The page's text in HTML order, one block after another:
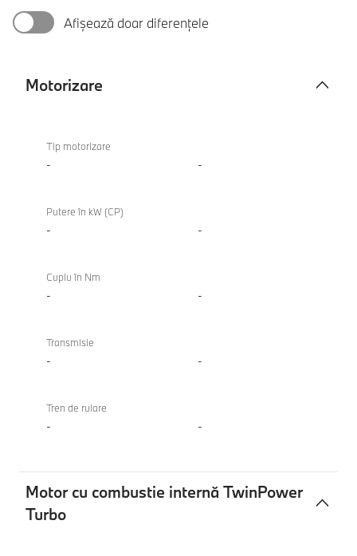
Afișează doar diferențele
Motorizare
xDrive
Touring
Tip motorizare
- -
Putere în kW (CP)
- -
Cuplu în Nm
- -
Transmisie
- -
Tren de rulare
- -
Motor cu combustie internă TwinPower
Turbo